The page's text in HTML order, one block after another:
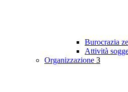
Burocrazia
Attività
Organizzazione 3